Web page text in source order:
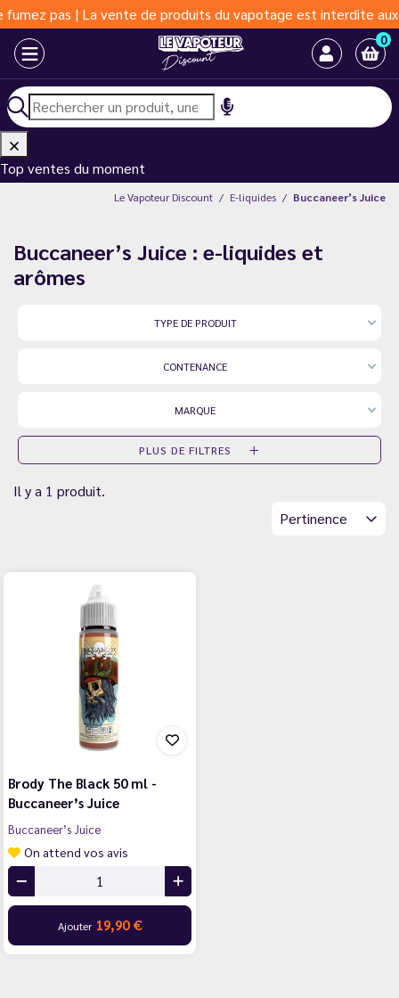
| La vente de produits du vapotage est interdite aux moins
0
Top ventes du moment
Le Vapoteur Discount E-liquides Buccaneer’s Juice
Buccaneer’s Juice : e-liquides et
arômes
TYPE DE PRODUIT
CONTENANCE
MARQUE
PLUS DE FILTRES
Il y a 1 produit.
Pertinence
Brody The Black 50 ml -
Buccaneer’s Juice
Buccaneer’s Juice
On attend vos avis
Ajouter 19,90 €